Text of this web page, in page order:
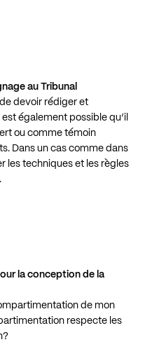
au Tribunal
devoir rédiger et
également possible qu’il
ou comme témoin
Dans un cas comme dans
les techniques et les règles
la conception de la
de mon
respecte les